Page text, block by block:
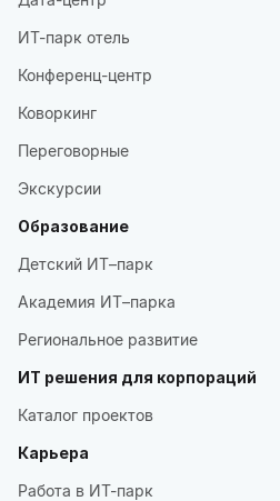
ИТ-парк отель
Конференц-центр
Коворкинг
Переговорные
Экскурсии
Образование
Детский ИТ–парк
Академия ИТ–парка
Региональное развитие
ИТ решения для корпораций
Каталог проектов
Карьера
Работа в ИТ-парк